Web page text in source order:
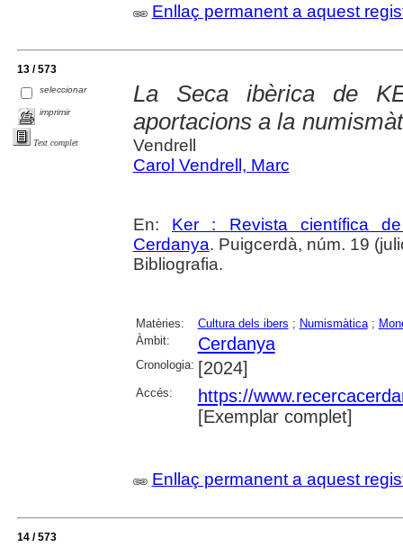
Enllaç permanent a aquest
13 / 573
seleccionar
imprimir
Text complet
La Seca ibèrica de
aportacions a la
Vendrell
Carol Vendrell, Marc
En: Ker : Revista científica
Cerdanya. Puigcerdà, núm. 19
Bibliografia.
Matèries: Cultura dels ibers ; Numismàtica;
Àmbit:
Cerdanya
Cronologia: [2024]
Accés:
https://
[Exemplar complet]
Enllaç permanent a aquest
14 / 573